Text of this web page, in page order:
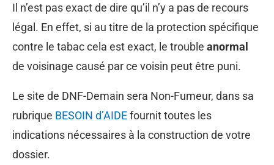
Il n’est pas exact de dire qu’il n’y a pas de recours
légal. En effet, si au titre de la protection spécifique
contre le tabac cela est exact, le trouble anormal
de voisinage causé par ce voisin peut être puni.
Le site de DNF-Demain sera Non-Fumeur, dans sa
rubrique BESOIN d’AIDEfournit toutes les
indications nécessaires à la construction de votre
dossier.